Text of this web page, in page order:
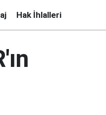
Hak İhlalleri